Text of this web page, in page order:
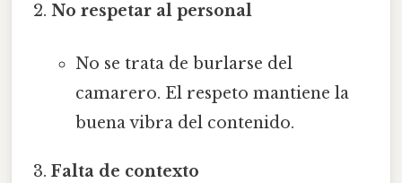
No respetar al personal
No se trata de burlarse del
camarero. El respeto mantiene la
buena vibra del contenido.
Falta de contexto